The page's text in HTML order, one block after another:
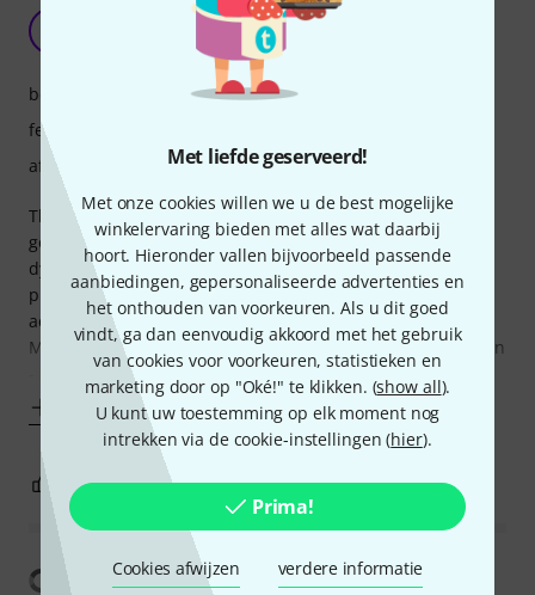
Met liefde geserveerd!
Met onze cookies willen we u de best mogelijke
winkelervaring bieden met alles wat daarbij
hoort. Hieronder vallen bijvoorbeeld passende
aanbiedingen, gepersonaliseerde advertenties en
het onthouden van voorkeuren. Als u dit goed
vindt, ga dan eenvoudig akkoord met het gebruik
van cookies voor voorkeuren, statistieken en
marketing door op "Oké!" te klikken. (show all).
U kunt uw toestemming op elk moment nog
intrekken via de cookie-instellingen (hier).
Prima!
Cookies afwijzen verdere informatie
Good keyboard for pianists
Yegor24 26.01.2021
This is a good keyboard without excess features. Touch is
good but not piano like. I think static weight is high but
dynamic weight is low. Touch feels heavy when playing
piano and light when playing forte which is not how most
acoustic pianos feel. Still it is playable for classical music.
My only gripe is that my particular keyboard is quite uneven
- a lot of black
Toon meer
bediening
features
afwerking
1 EVALUATIE MELDEN
Vertaling tonen